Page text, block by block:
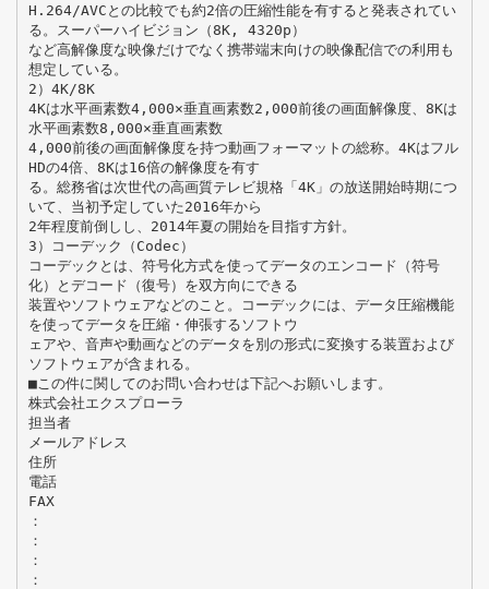
H.264/AVCとの比較でも約2倍の圧縮性能を有すると発表されてい
る。スーパーハイビジョン（8K, 4320p）
など高解像度な映像だけでなく携帯端末向けの映像配信での利用も
想定している。
2）4K/8K
4Kは水平画素数4,000×垂直画素数2,000前後の画面解像度、8Kは
水平画素数8,000×垂直画素数
4,000前後の画面解像度を持つ動画フォーマットの総称。4Kはフル
HDの4倍、8Kは16倍の解像度を有す
る。総務省は次世代の高画質テレビ規格「4K」の放送開始時期につ
いて、当初予定していた2016年から
2年程度前倒しし、2014年夏の開始を目指す方針。
3）コーデック（Codec）
コーデックとは、符号化方式を使ってデータのエンコード（符号
化）とデコード（復号）を双方向にできる
装置やソフトウェアなどのこと。コーデックには、データ圧縮機能
を使ってデータを圧縮・伸張するソフトウ
ェアや、音声や動画などのデータを別の形式に変換する装置および
ソフトウェアが含まれる。
■この件に関してのお問い合わせは下記へお願いします。
株式会社エクスプローラ
担当者
メールアドレス
住所
電話
FAX
：
：
：
：